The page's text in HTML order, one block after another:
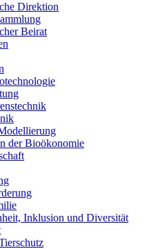
Direktion
Beirat
der Bioökonomie
Inklusion und Diversität